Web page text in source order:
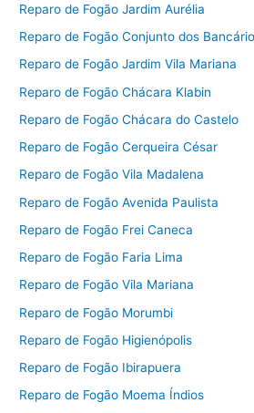
Reparo de Fogão Jardim Aurélia
Reparo de Fogão Conjunto dos
Reparo de Fogão Jardim Vila Mariana
Reparo de Fogão Chácara Klabin
Reparo de Fogão Chácara do Castelo
Reparo de Fogão Cerqueira César
Reparo de Fogão Vila Madalena
Reparo de Fogão Avenida Paulista
Reparo de Fogão Frei Caneca
Reparo de Fogão Faria Lima
Reparo de Fogão Vila Mariana
Reparo de Fogão Morumbi
Reparo de Fogão Higienópolis
Reparo de Fogão Ibirapuera
Reparo de Fogão Moema Índios